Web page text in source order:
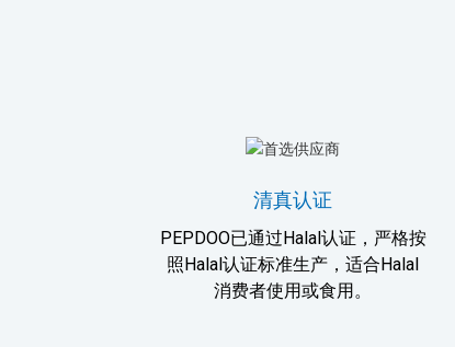
清真认证
PEPDOO已通过Halal认证，严格按
照Halal认证标准生产，适合Halal
消费者使用或食用。